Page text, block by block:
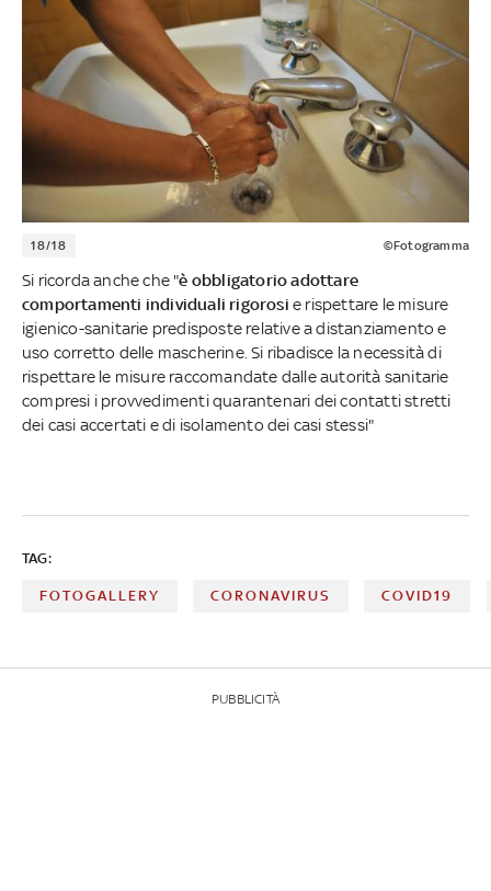
18/18 ©Fotogramma
Si ricorda anche che "è obbligatorio adottare
comportamenti individuali rigorosi e rispettare le misure
igienico-sanitarie predisposte relative a distanziamento e
uso corretto delle mascherine. Si ribadisce la necessità di
rispettare le misure raccomandate dalle autorità sanitarie
compresi i provvedimenti quarantenari dei contatti stretti
dei casi accertati e di isolamento dei casi stessi"
TAG:
FOTOGALLERY CORONAVIRUS COVID19
PUBBLICITÀ